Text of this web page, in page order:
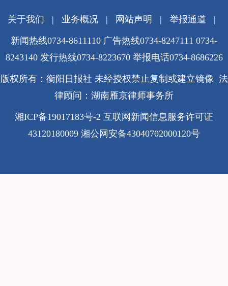
关于我们 | 业务概况| 网站声明 | 举报通道 |
新闻热线0734-8611110 广告热线0734-8247111 0734-
8243140 发行热线0734-8223670 举报电话0734-8686226
版权所有：衡阳日报社 未经授权禁止复制或建立镜像 法
律顾问：湖南雁京律师事务所
湘ICP备19017183号-2 互联网新闻信息服务许可证
43120180009 湘公网安备43040702000120号